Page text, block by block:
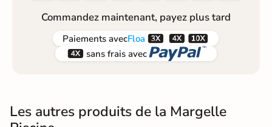
Commandez maintenant, payez plus tard
Paiements avecFloa  
 sans frais avec 
Les autres produits de la Margelle